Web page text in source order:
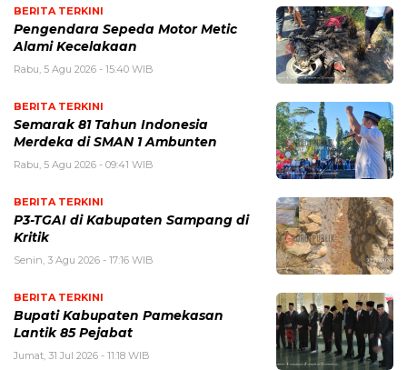
BERITA TERKINI
Pengendara Sepeda Motor Metic
Alami Kecelakaan
Rabu, 5 Agu 2026 - 15:40 WIB
BERITA TERKINI
Semarak 81 Tahun Indonesia
Merdeka di SMAN 1 Ambunten
Rabu, 5 Agu 2026 - 09:41 WIB
BERITA TERKINI
P3-TGAI di Kabupaten Sampang di
Kritik
Senin, 3 Agu 2026 - 17:16 WIB
BERITA TERKINI
Bupati Kabupaten Pamekasan
Lantik 85 Pejabat
Jumat, 31 Jul 2026 - 11:18 WIB